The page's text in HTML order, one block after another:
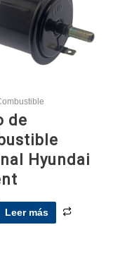
de
Hyundai
Leer más